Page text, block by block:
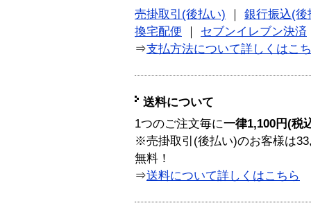
売掛取引(後払い)
銀行振込(後
換宅配便
セブンイレブン決済
⇒支払方法について詳しくはこ
送料について
1つのご注文毎に一律1,100円(税
※売掛取引(後払い)のお客様は
無料！
⇒送料について詳しくはこちら